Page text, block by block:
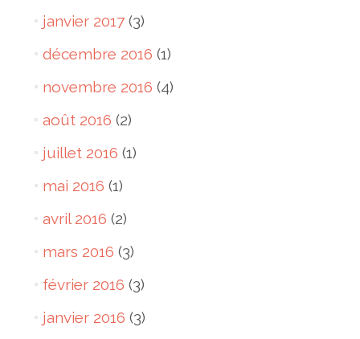
janvier 2017(3)
décembre 2016 (1)
novembre 2016 (4)
août 2016 (2)
juillet 2016 (1)
mai 2016 (1)
avril 2016 (2)
mars 2016 (3)
février 2016 (3)
janvier 2016 (3)